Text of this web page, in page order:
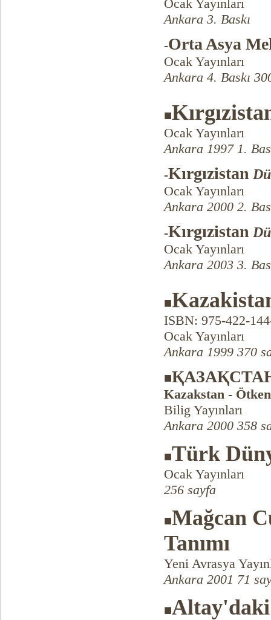
Ocak Yayınları
Ankara 3. Baskı
-Orta Asya
Ocak Yayınları
Ankara 4. Baskı
■
Ocak Yayınları
Ankara 1997 1.
-Kırgızistan
Ocak Yayınları
Ankara 2000 2.
-Kırgızistan
Ocak Yayınları
Ankara 2003 3.
■
ISBN: 975-422-
Ocak Yayınları
Ankara 1999 370
■
Kazakstan -
Bilig Yayınları
Ankara 2000 358
■Türk
Ocak Yayınları
256 sayfa
■Mağcan
Tanımı
Yeni Avrasya
Ankara 2001 71
■